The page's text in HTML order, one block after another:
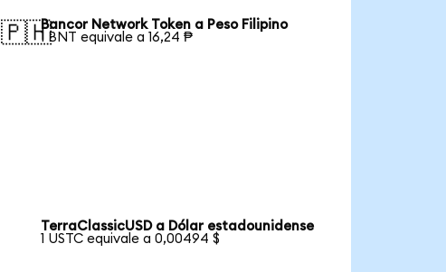
🇵🇭Bancor Network Token a Peso Filipino
1 BNT equivale a 16,24 ₱
TerraClassicUSD a Dólar estadounidense
1 USTC equivale a 0,00494 $